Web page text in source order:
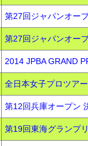
第27回ジャパンオー
第27回ジャパンオー
2014 JPBA GRAND
全日本女子プロツア
第12回兵庫オープン
第19回東海グランプ